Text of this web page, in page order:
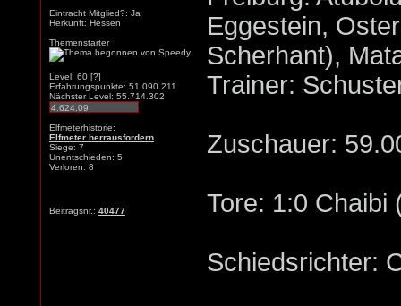
Eintracht Mitglied?: Ja
Herkunft: Hessen
Themenstarter
Level: 60 [?]
Erfahrungspunkte: 51.090.211
Nächster Level: 55.714.302
Elfmeterhistorie:
Elfmeter herrausfordern
Siege: 7
Unentschieden: 5
Verloren: 8
Beitragsnr.: 40477
Eggestein,
Scherhant),
Trainer:
Zuschauer:
Tore: 1:0 Chaibi
Schiedsrichter: